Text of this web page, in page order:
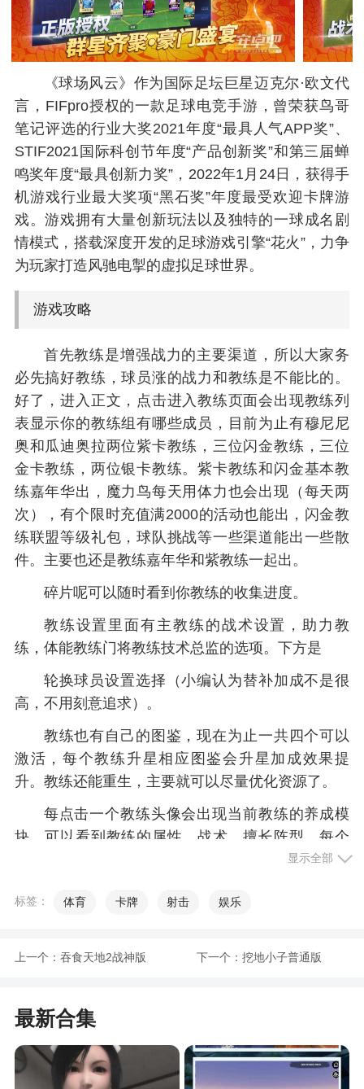
《球场风云》作为国际足坛巨星迈克尔·欧文代
言，FIFpro授权的一款足球电竞手游，曾荣获鸟哥
笔记评选的行业大奖2021年度“最具人气APP奖”、
STIF2021国际科创节年度“产品创新奖”和第三届蝉
鸣奖年度“最具创新力奖”，2022年1月24日，获得手
机游戏行业最大奖项“黑石奖”年度最受欢迎卡牌游
戏。游戏拥有大量创新玩法以及独特的一球成名剧
情模式，搭载深度开发的足球游戏引擎“花火”，力争
为玩家打造风驰电掣的虚拟足球世界。
游戏攻略
首先教练是增强战力的主要渠道，所以大家务
必先搞好教练，球员涨的战力和教练是不能比的。
好了，进入正文，点击进入教练页面会出现教练列
表显示你的教练组有哪些成员，目前为止有穆尼尼
奥和瓜迪奥拉两位紫卡教练，三位闪金教练，三位
金卡教练，两位银卡教练。紫卡教练和闪金基本教
练嘉年华出，魔力鸟每天用体力也会出现（每天两
次），有个限时充值满2000的活动也能出，闪金教
练联盟等级礼包，球队挑战等一些渠道能出一些散
件。主要也还是教练嘉年华和紫教练一起出。
碎片呢可以随时看到你教练的收集进度。
教练设置里面有主教练的战术设置，助力教
练，体能教练门将教练技术总监的选项。下方是
轮换球员设置选择（小编认为替补加成不是很
高，不用刻意追求）。
教练也有自己的图鉴，现在为止一共四个可以
激活，每个教练升星相应图鉴会升星加成效果提
升。教练还能重生，主要就可以尽量优化资源了。
每点击一个教练头像会出现当前教练的养成模
块，可以看到教练的属性，战术，擅长阵型。每个
教练还能够升星，最高五星，会激活某些阵型和战
还能增加全队球员属性。最后每个品质的教练能够
可观的，但比较难获得，希望策划大大出个战术书
游戏福利
登录礼包
显示全部
标签： 体育 卡牌 射击 娱乐
上一个： 吞食天地2战神版 下一个： 挖地小子普通版
最新合集